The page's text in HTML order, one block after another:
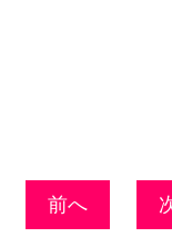
前へ